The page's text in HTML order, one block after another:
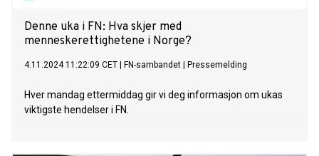
Denne uka i FN: Hva skjer med
menneskerettighetene i Norge?
4.11.2024 11:22:09 CET FN-sambandet Pressemelding
Hver mandag ettermiddag gir vi deg informasjon om ukas
viktigste hendelser i FN.